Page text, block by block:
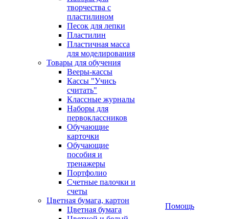
творчества с
пластилином
Песок для лепки
Пластилин
Пластичная масса
для моделирования
Товары для обучения
Вееры-кассы
Кассы "Учись
считать"
Классные журналы
Наборы для
первоклассников
Обучающие
карточки
Обучающие
пособия и
тренажеры
Портфолио
Счетные палочки и
счеты
Цветная бумага, картон
Цветная бумага
Помощь